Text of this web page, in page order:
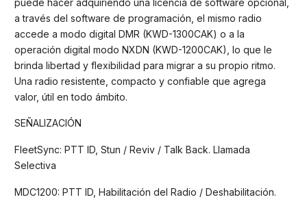
a través del software de programación, el mismo radio
accede a modo digital DMR (KWD-1300CAK) o a la
operación digital modo NXDN (KWD-1200CAK), lo que le
brinda libertad y flexibilidad para migrar a su propio ritmo.
Una radio resistente, compacto y confiable que agrega
valor, útil en todo ámbito.
SEÑALIZACIÓN
FleetSync: PTT ID, Stun / Reviv / Talk Back. Llamada
Selectiva
MDC1200: PTT ID, Habilitación del Radio / Deshabilitación.